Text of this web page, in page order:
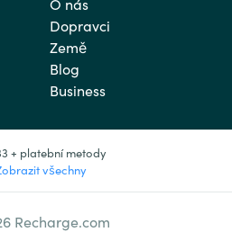
Dopravci
Země
Blog
Business
+ platební metody
všechny
Recharge.com